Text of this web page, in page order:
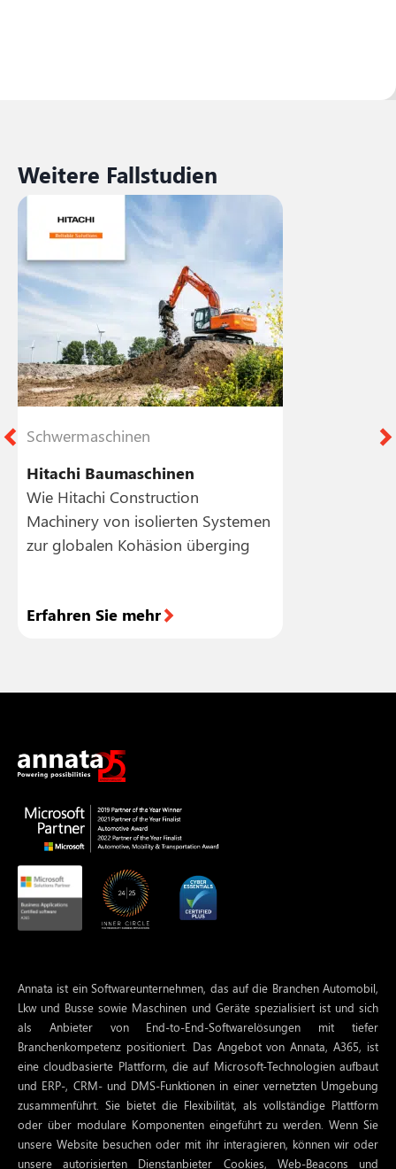
Weitere Fallstudien
Schwermaschinen
Hitachi Baumaschinen
Wie Hitachi Construction
Machinery von isolierten Systemen
zur globalen Kohäsion überging
Erfahren Sie mehr
Annata ist ein Softwareunternehmen, das auf die Branchen Automobil,
Lkw und Busse sowie Maschinen und Geräte spezialisiert ist und sich
als Anbieter von End-to-End-Softwarelösungen mit tiefer
Branchenkompetenz positioniert. Das Angebot von Annata, A365, ist
eine cloudbasierte Plattform, die auf Microsoft-Technologien aufbaut
und ERP-, CRM- und DMS-Funktionen in einer vernetzten Umgebung
zusammenführt. Sie bietet die Flexibilität, als vollständige Plattform
oder über modulare Komponenten eingeführt zu werden. Wenn Sie
unsere Website besuchen oder mit ihr interagieren, können wir oder
unsere autorisierten Dienstanbieter Cookies, Web-Beacons und